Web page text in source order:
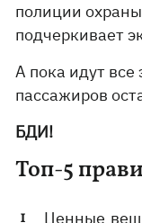
полиции
подчеркивает
А пока идут все
пассажиров
БДИ!
Топ-5
Ценные